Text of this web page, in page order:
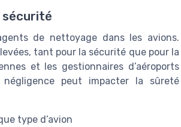
sécurité
de nettoyage dans les avions.
tant pour la sécurité que pour la
et les gestionnaires d’aéroports
peut impacter la sûreté
type d’avion